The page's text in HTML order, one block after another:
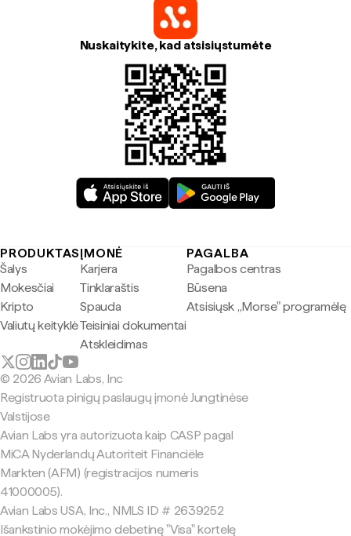
Nuskaitykite, kad atsisiųstumėte
PRODUKTAS
Šalys
Mokesčiai
Kripto
Valiutų keityklė
ĮMONĖ
Karjera
Tinklaraštis
Spauda
Teisiniai dokumentai
Atskleidimas
PAGALBA
Pagalbos centras
Būsena
Atsisiųsk „Morse" programėlę
© 2026 Avian Labs, Inc
Registruota pinigų paslaugų įmonė Jungtinėse
Valstijose
Avian Labs yra autorizuota kaip CASP pagal
MiCA Nyderlandų Autoriteit Financiële
Markten (AFM) (registracijos numeris
41000005).
Avian Labs USA, Inc., NMLS ID # 2639252
Išankstinio mokėjimo debetinę "Visa" kortelę